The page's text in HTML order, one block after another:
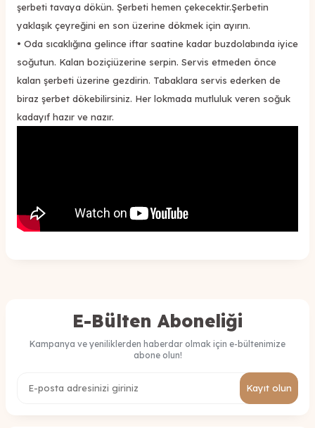
şerbeti tavaya dökün. Şerbeti hemen çekecektir.Şerbetin
yaklaşık çeyreğini en son üzerine dökmek için ayırın.
• Oda sıcaklığına gelince iftar saatine kadar buzdolabında iyice
soğutun. Kalan boziçiüzerine serpin. Servis etmeden önce
kalan şerbeti üzerine gezdirin. Tabaklara servis ederken de
biraz şerbet dökebilirsiniz. Her lokmada mutluluk veren soğuk
kadayıf hazır ve nazır.
E-Bülten Aboneliği
Kampanya ve yeniliklerden haberdar olmak için e-bültenimize
abone olun!
Kayıt olun